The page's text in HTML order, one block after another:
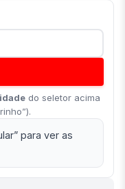
do seletor acima
para ver as